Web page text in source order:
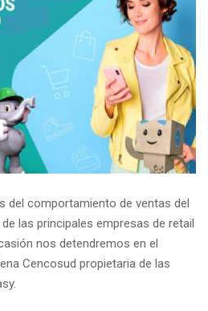
del comportamiento de ventas del
las principales empresas de retail
nos detendremos en el
Cencosud propietaria de las